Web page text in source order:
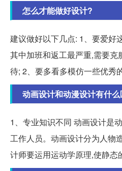
怎么才能做好设计?
建议做好以下几点: 1、要爱好
其中加班和返工最严重,需要
待; 2、要多看多模仿一些优秀
动画设计和动漫设计有什
1、专业知识不同 动画设计是
工作人员。动画设计分为人物
计师要运用运动学原理,使静态